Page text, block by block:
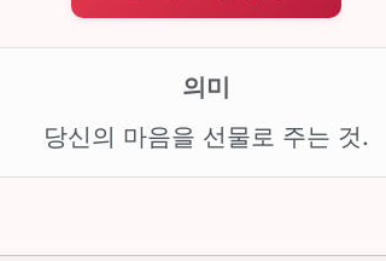
의미
당신의 마음을 선물로 주는 것.